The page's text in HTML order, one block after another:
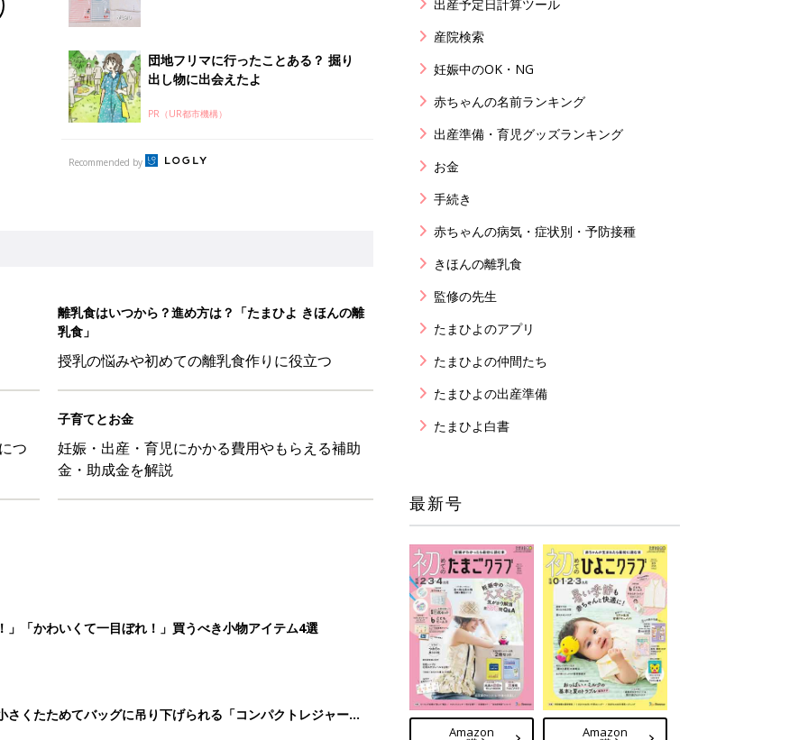
団地フリマに行ったことある？ 掘り
出し物に出会えたよ
PR（UR都市機構）
Recommended by
離乳食はいつから？進め方は？「たまひよ きほんの離
乳食」
授乳の悩みや初めての離乳食作りに役立つ
つ
子育てとお金
妊娠・出産・育児にかかる費用やもらえる補助
金・助成金を解説
「かわいくて一目ぼれ！」買うべき小物アイテム4選
さくたためてバッグに吊り下げられる「コンパクトレジャーシ
出産予定日計算ツール
産院検索
妊娠中のOK・NG
赤ちゃんの名前ランキング
出産準備・育児グッズランキング
お金
手続き
赤ちゃんの病気・症状別・予防接種
きほんの離乳食
監修の先生
たまひよのアプリ
たまひよの仲間たち
たまひよの出産準備
たまひよ白書
最新号
Amazon Amazon